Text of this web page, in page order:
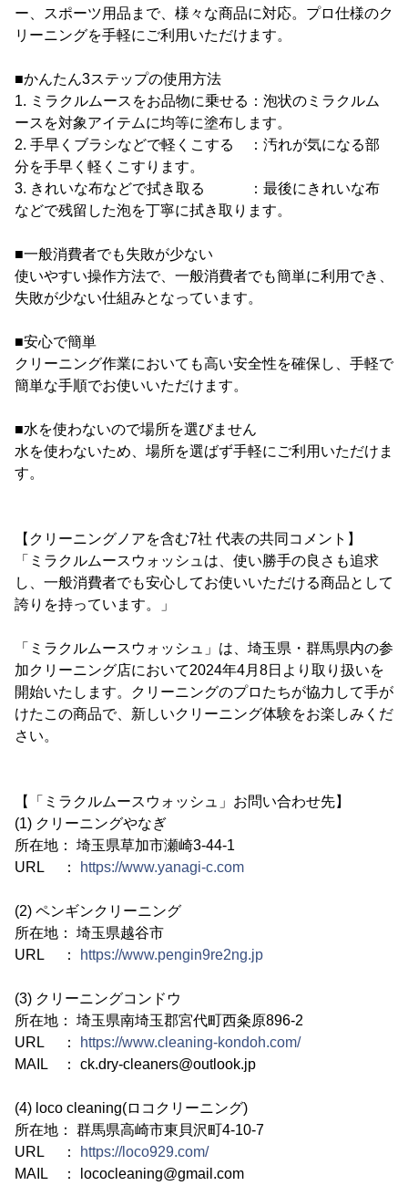
ー、スポーツ用品まで、様々な商品に対応。プロ仕様のク
リーニングを手軽にご利用いただけます。
■かんたん3ステップの使用方法
1. ミラクルムースをお品物に乗せる：泡状のミラクルム
ースを対象アイテムに均等に塗布します。
2. 手早くブラシなどで軽くこする ：汚れが気になる部
分を手早く軽くこすります。
3. きれいな布などで拭き取る ：最後にきれいな布
などで残留した泡を丁寧に拭き取ります。
■一般消費者でも失敗が少ない
使いやすい操作方法で、一般消費者でも簡単に利用でき、
失敗が少ない仕組みとなっています。
■安心で簡単
クリーニング作業においても高い安全性を確保し、手軽で
簡単な手順でお使いいただけます。
■水を使わないので場所を選びません
水を使わないため、場所を選ばず手軽にご利用いただけま
す。
【クリーニングノアを含む7社 代表の共同コメント】
「ミラクルムースウォッシュは、使い勝手の良さも追求
し、一般消費者でも安心してお使いいただける商品として
誇りを持っています。」
「ミラクルムースウォッシュ」は、埼玉県・群馬県内の参
加クリーニング店において2024年4月8日より取り扱いを
開始いたします。クリーニングのプロたちが協力して手が
けたこの商品で、新しいクリーニング体験をお楽しみくだ
さい。
【「ミラクルムースウォッシュ」お問い合わせ先】
(1) クリーニングやなぎ
所在地： 埼玉県草加市瀬崎3-44-1
URL ：
https://www.yanagi-c.com
(2) ペンギンクリーニング
所在地： 埼玉県越谷市
URL ：
https://www.pengin9re2ng.jp
(3) クリーニングコンドウ
所在地： 埼玉県南埼玉郡宮代町西粂原896-2
URL ：
https://www.cleaning-kondoh.com/
MAIL ： ck.dry-cleaners@outlook.jp
(4) loco cleaning(ロコクリーニング)
所在地： 群馬県高崎市東貝沢町4-10-7
URL ：
https://loco929.com/
MAIL ： lococleaning@gmail.com